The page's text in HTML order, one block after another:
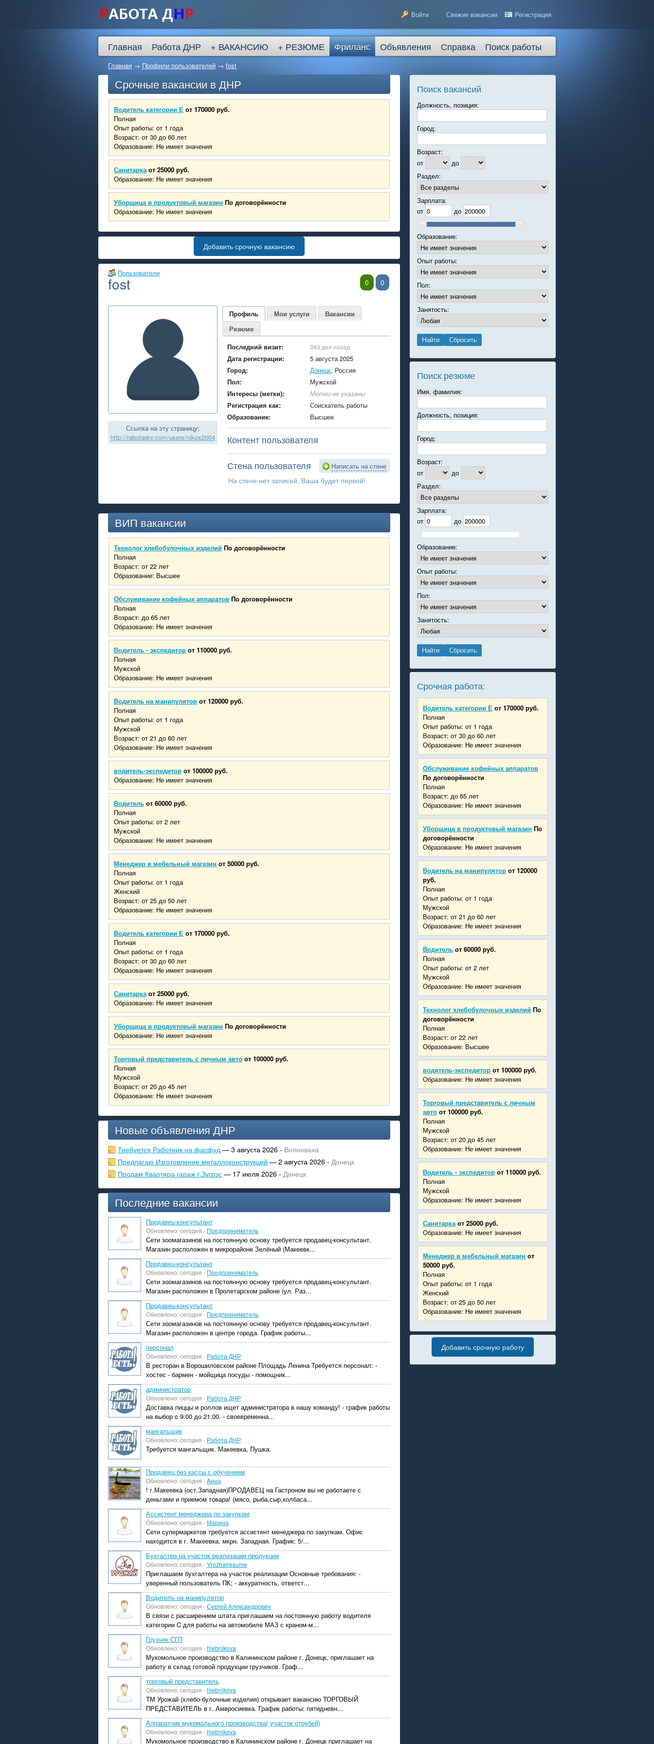
Войти Свежие вакансии Регистрация
Главная Работа ДНР + ВАКАНСИЮ + РЕЗЮМЕ Фриланс Объявления Справка Поиск работы
Главная → Профили пользователей → fost
Срочные вакансии в ДНР
Водитель категории Е от 170000 руб.
Полная
Опыт работы: от 1 года
Возраст: от 30 до 60 лет
Образование: Не имеет значения
Санитарка от 25000 руб.
Образование: Не имеет значения
Уборщица в продуктовый магазин По договорённости
Образование: Не имеет значения
Добавить срочную вакансию
0 0
Пользователи
fost
Ссылка на эту страницу:
http://rabotadnr.com/users/nikos2004
Профиль Мои услуги
Вакансии
Резюме
Последний визит:
343 дня назад
Дата регистрации:
5 августа 2025
Город:
Донецк, Россия
Пол:
Мужской
Интересы (метки):
Метки не указаны
Регистрация как:
Соискатель работы
Образование:
Высшее
Контент пользователя
Стена пользователя Написать на стене
На стене нет записей. Ваша будет первой!
ВИП вакансии
Технолог хлебобулочных изделий По договорённости
Полная
Возраст: от 22 лет
Образование: Высшее
Обслуживание кофейных аппаратов По договорённости
Полная
Возраст: до 65 лет
Образование: Не имеет значения
Водитель - экспедитор от 110000 руб.
Полная
Мужской
Образование: Не имеет значения
Водитель на манипулятор от 120000 руб.
Полная
Опыт работы: от 1 года
Мужской
Возраст: от 21 до 60 лет
Образование: Не имеет значения
водитель-экспедитор от 100000 руб.
Образование: Не имеет значения
Водитель от 60000 руб.
Полная
Опыт работы: от 2 лет
Мужской
Образование: Не имеет значения
Менеджер в мебельный магазин от 50000 руб.
Полная
Опыт работы: от 1 года
Женский
Возраст: от 25 до 50 лет
Образование: Не имеет значения
Водитель категории Е от 170000 руб.
Полная
Опыт работы: от 1 года
Возраст: от 30 до 60 лет
Образование: Не имеет значения
Санитарка от 25000 руб.
Образование: Не имеет значения
Уборщица в продуктовый магазин По договорённости
Образование: Не имеет значения
Торговый представитель с личным авто от 100000 руб.
Полная
Мужской
Возраст: от 20 до 45 лет
Образование: Не имеет значения
Новые объявления ДНР
Требуется Работник на фасфуд — 3 августа 2026 - Волноваха
Предлагаю Изготовление металлоконструкций — 2 августа 2026 - Донецк
Продам Квартира гараж г.Зугрэс — 17 июля 2026 - Донецк
Последние вакансии
Продавец-консультант
Обновлено: сегодня - Предприниматель
Сети зоомагазинов на постоянную основу требуется продавец-консультант.
Магазин расположен в микрорайоне Зелёный (Макеевк...
Продавец-консультант
Обновлено: сегодня - Предприниматель
Сети зоомагазинов на постоянную основу требуется продавец-консультант.
Магазин расположен в Пролетарском районе (ул. Раз...
Продавец-консультант
Обновлено: сегодня - Предприниматель
Сети зоомагазинов на постоянную основу требуется продавец-консультант.
Магазин расположен в центре города. График работы...
персонал
Обновлено: сегодня - Работа ДНР
В ресторан в Ворошиловском районе Площадь Ленина Требуется персонал: -
хостес - бармен - мойщица посуды - помощник...
администратор
Обновлено: сегодня - Работа ДНР
Доставка пиццы и роллов ищет администратора в нашу команду! - график работы
на выбор c 9:00 до 21:00. - cвоевременна...
мангальщик
Обновлено: сегодня - Работа ДНР
Требуется мангальщик. Макеевка, Пушка.
Продавец без кассы с обучением
Обновлено: сегодня -Aнна
! г.Макеевка (ост.Западная) ​ПРОДАВЕЦ на Гастроном вы не работаете с
деньгами и приемом товара! (мясо, рыба,сыр,колбаса...
Ассистент менеджера по закупкам
Обновлено: сегодня - Марина
Сети супермаркетов требуется ассистент менеджера по закупкам. Офис
находится в г. Макеевка, мкрн. Западная. График: 5/...
Бухгалтер на участок реализации продукции
Обновлено: сегодня -Yrozhairesume
Приглашаем бухгалтера на участок реализации Основные требования: -
уверенный пользователь ПК; - аккуратность, ответст...
Водитель на манипулятор
Обновлено: сегодня -Сергей Александрович
В связи с расширением штата приглашаем на постоянную работу водителя
категории C для работы на автомобиле МАЗ с краном-м...
Грузчик СГП
Обновлено: сегодня -hlebnikova
Мукомольное производство в Калининском районе г. Донецк, приглашает на
работу в склад готовой продукции грузчиков. Граф...
торговый представитель
Обновлено: сегодня -hlebnikova
ТМ Урожай (хлебо-булочные изделия) открывает вакансию ТОРГОВЫЙ
ПРЕДСТАВИТЕЛЬ в г. Амвросиевка. График работы: пятидневн...
Аппаратчик мукомольного производства( участок отрубей)
Обновлено: сегодня -hlebnikova
Мукомольное производство в Калининском районе г. Донецк приглашает на
Поиск вакансий
Должность, позиция:
Город:
Возраст:
от
до
Раздел:
Зарплата:
от
до
Образование:
Опыт работы:
Пол:
Занятость:
Поиск резюме
Имя, фамилия:
Должность, позиция:
Город:
Возраст:
от
до
Раздел:
Зарплата:
от
до
Образование:
Опыт работы:
Пол:
Занятость:
Срочная работа:
Водитель категории Е от 170000 руб.
Полная
Опыт работы: от 1 года
Возраст: от 30 до 60 лет
Образование: Не имеет значения
Обслуживание кофейных аппаратов
По договорённости
Полная
Возраст: до 65 лет
Образование: Не имеет значения
Уборщица в продуктовый магазин По
договорённости
Образование: Не имеет значения
Водитель на манипулятор от 120000
руб.
Полная
Опыт работы: от 1 года
Мужской
Возраст: от 21 до 60 лет
Образование: Не имеет значения
Водитель от 60000 руб.
Полная
Опыт работы: от 2 лет
Мужской
Образование: Не имеет значения
Технолог хлебобулочных изделий По
договорённости
Полная
Возраст: от 22 лет
Образование: Высшее
водитель-экспедитор от 100000 руб.
Образование: Не имеет значения
Торговый представитель с личным
авто от 100000 руб.
Полная
Мужской
Возраст: от 20 до 45 лет
Образование: Не имеет значения
Водитель - экспедитор от 110000 руб.
Полная
Мужской
Образование: Не имеет значения
Санитарка от 25000 руб.
Образование: Не имеет значения
Менеджер в мебельный магазин от
50000 руб.
Полная
Опыт работы: от 1 года
Женский
Возраст: от 25 до 50 лет
Образование: Не имеет значения
Добавить срочную работу